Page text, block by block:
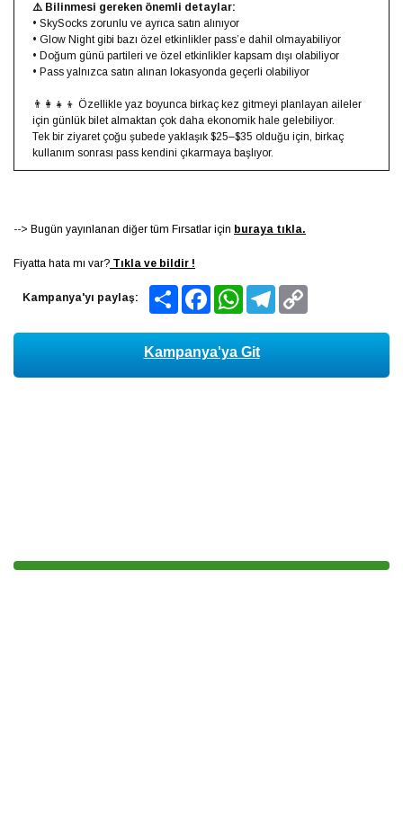
⚠️ Bilinmesi gereken önemli detaylar:
• SkySocks zorunlu ve ayrıca satın alınıyor
• Glow Night gibi bazı özel etkinlikler pass’e dahil olmayabiliyor
• Doğum günü partileri ve özel etkinlikler kapsam dışı olabiliyor
• Pass yalnızca satın alınan lokasyonda geçerli olabiliyor
👨‍👩‍👧‍👦 Özellikle yaz boyunca birkaç kez gitmeyi planlayan aileler
için günlük bilet almaktan çok daha ekonomik hale gelebiliyor.
Tek bir ziyaret çoğu şubede yaklaşık $25–$35 olduğu için, birkaç
kullanım sonrası pass kendini çıkarmaya başlıyor.
--> Bugün yayınlanan diğer tüm Fırsatlar için buraya tıkla.
Fiyatta hata mı var? Tıkla ve bildir !
Kampanya'yı paylaş: Share FacebookWhatsAppTelegram
Kampanya'ya Git